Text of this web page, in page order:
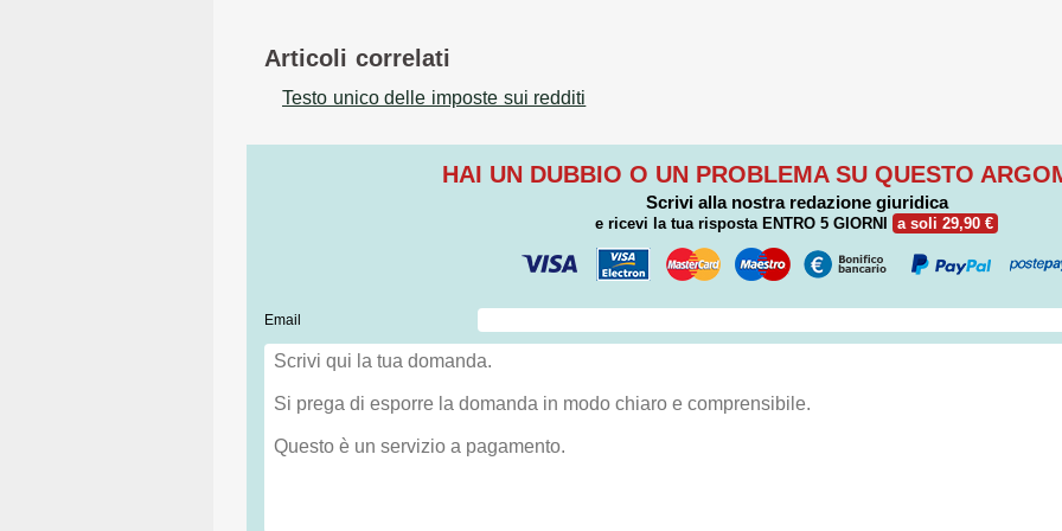
Articoli correlati
Testo unico delle imposte sui redditi
HAI UN DUBBIO O UN PROBLEMA SU QUESTO
Scrivi alla nostra redazione giuridica
e ricevi la tua risposta ENTRO 5 GIORNI a soli 29,90 €
Email